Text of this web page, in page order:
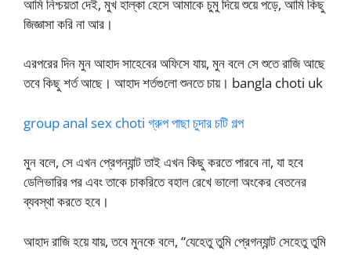
আমি নিশ্চয়তা দেই, মুখ হাল্কা হেসে আমাকে চুমু দিয়ে শুয়ে পড়ে, আমি কিছু
জিজ্ঞাসা করি না আর।
এরপরের দিন মুন আহাদ সাহেবের অফিসে যায়, মুন বলে সে শুতে রাজি আছে
তবে কিছু শর্ত আছে। আহাদ শর্তগুলো শুনতে চায়। bangla choti uk
group anal sex choti গ্রুপ পাছা চুদার চটি গল্প
মুন বলে, সে এখন প্রেগন্যান্ট তাই এখন কিছু করতে পারবে না, যা হবে
ডেলিভারির পর এবং তাকে চাকরিতে বহাল রেখে ভালো অংকের বেতনের
ব্যবস্থা করতে হবে।
আহাদ রাজি হয়ে যায়, তবে মুনকে বলে, “যেহেতু তুমি প্রেগন্যান্ট সেহেতু তুমি